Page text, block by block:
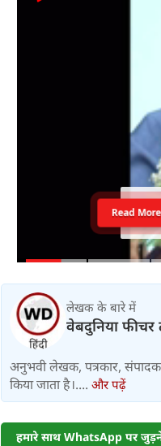
Read More
लेखक के बारे में
वेबदुनिया फीचर
अनुभवी लेखक, पत्रकार, संपादक
किया जाता है।.... और पढ़ें
हमारे साथ WhatsApp पर